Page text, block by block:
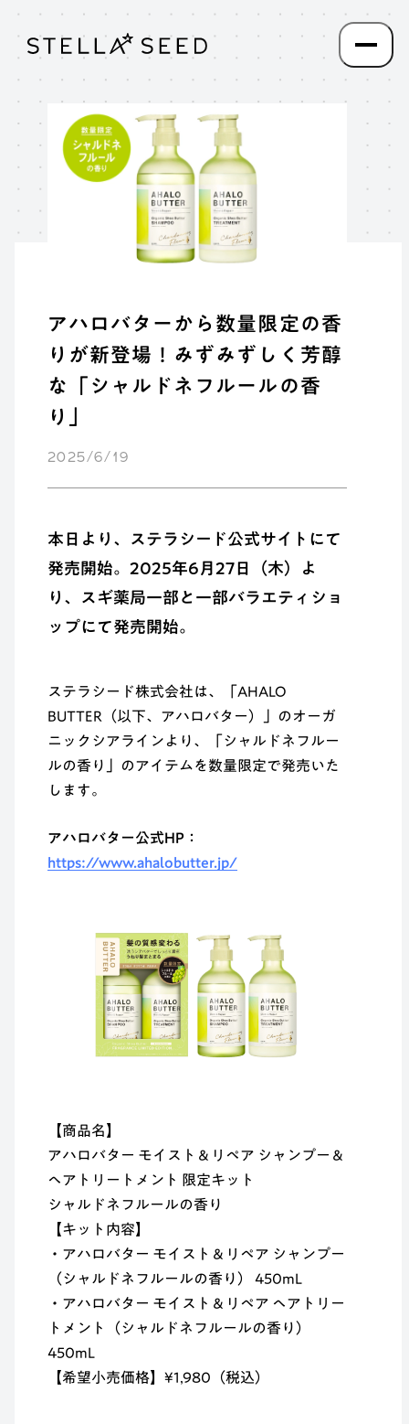
アハロバターから数量限定の香
りが新登場！みずみずしく芳醇
な「シャルドネフルールの香
り」
2025/6/19
本日より、ステラシード公式サイトにて
発売開始。2025年6月27日（木）よ
り、スギ薬局一部と一部バラエティショ
ップにて発売開始。
ステラシード株式会社は、「AHALO
BUTTER（以下、アハロバター）」のオーガ
ニックシアラインより、「シャルドネフルー
ルの香り」のアイテムを数量限定で発売いた
します。
アハロバター公式HP：
https://www.ahalobutter.jp/
【商品名】
アハロバター モイスト＆リペア シャンプー＆
ヘアトリートメント 限定キット
シャルドネフルールの香り
【キット内容】
・アハロバター モイスト＆リペア シャンプー
（シャルドネフルールの香り） 450mL
・アハロバター モイスト＆リペア ヘアトリー
トメント（シャルドネフルールの香り）
450mL
【希望小売価格】¥1,980（税込）